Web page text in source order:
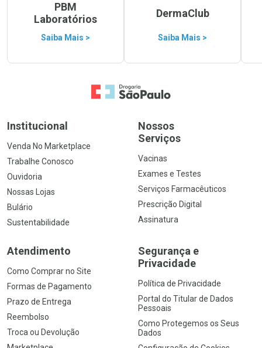
PBM
Laboratórios
Saiba Mais >
DermaClub
Saiba Mais >
Ir para a Home
Institucional
Venda No Marketplace
Trabalhe Conosco
Ouvidoria
Nossas Lojas
Bulário
Sustentabilidade
Nossos
Serviços
Vacinas
Exames e Testes
Serviços Farmacêuticos
Prescrição Digital
Assinatura
Atendimento
Como Comprar no Site
Formas de Pagamento
Prazo de Entrega
Reembolso
Troca ou Devolução
Segurança e
Privacidade
Política de Privacidade
Portal do Titular de Dados
Pessoais
Como Protegemos os Seus
Dados